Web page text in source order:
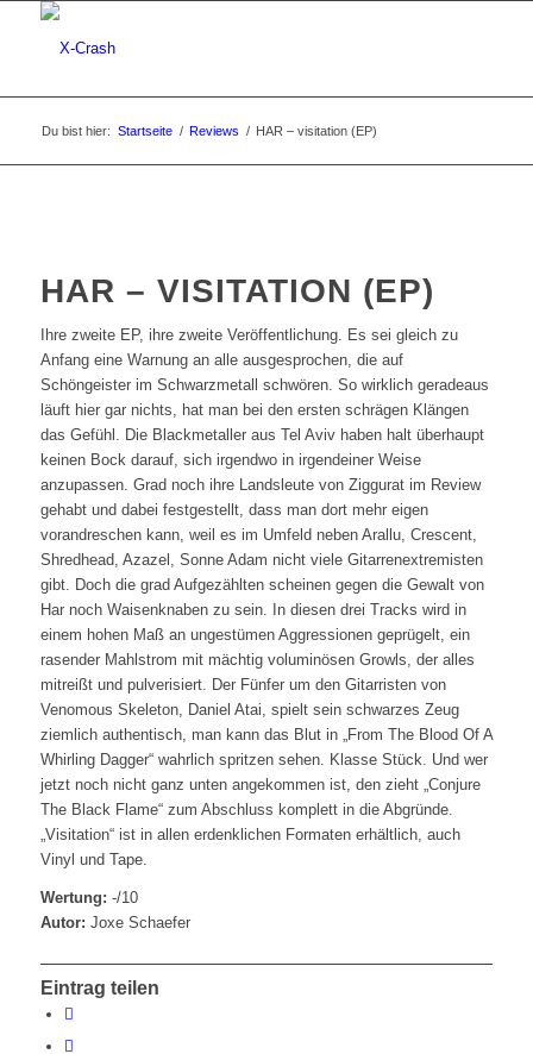
Du bist hier: Startseite / Reviews / HAR – visitation (EP)
HAR – VISITATION (EP)
Ihre zweite EP, ihre zweite Veröffentlichung. Es sei gleich zu
Anfang eine Warnung an alle ausgesprochen, die auf
Schöngeister im Schwarzmetall schwören. So wirklich geradeaus
läuft hier gar nichts, hat man bei den ersten schrägen Klängen
das Gefühl. Die Blackmetaller aus Tel Aviv haben halt überhaupt
keinen Bock darauf, sich irgendwo in irgendeiner Weise
anzupassen. Grad noch ihre Landsleute von Ziggurat im Review
gehabt und dabei festgestellt, dass man dort mehr eigen
vorandreschen kann, weil es im Umfeld neben Arallu, Crescent,
Shredhead, Azazel, Sonne Adam nicht viele Gitarrenextremisten
gibt. Doch die grad Aufgezählten scheinen gegen die Gewalt von
Har noch Waisenknaben zu sein. In diesen drei Tracks wird in
einem hohen Maß an ungestümen Aggressionen geprügelt, ein
rasender Mahlstrom mit mächtig voluminösen Growls, der alles
mitreißt und pulverisiert. Der Fünfer um den Gitarristen von
Venomous Skeleton, Daniel Atai, spielt sein schwarzes Zeug
ziemlich authentisch, man kann das Blut in „From The Blood Of A
Whirling Dagger“ wahrlich spritzen sehen. Klasse Stück. Und wer
jetzt noch nicht ganz unten angekommen ist, den zieht „Conjure
The Black Flame“ zum Abschluss komplett in die Abgründe.
„Visitation“ ist in allen erdenklichen Formaten erhältlich, auch
Vinyl und Tape.
Wertung: -/10
Autor: Joxe Schaefer
Eintrag teilen